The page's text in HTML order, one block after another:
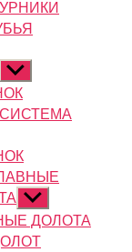
Показывать
подменю
Показывать
подменю
ДОЛОТА